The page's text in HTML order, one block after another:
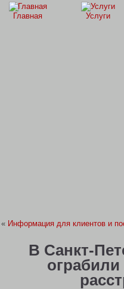
Главная Услуги
« Информация для клиентов и
В Санкт-